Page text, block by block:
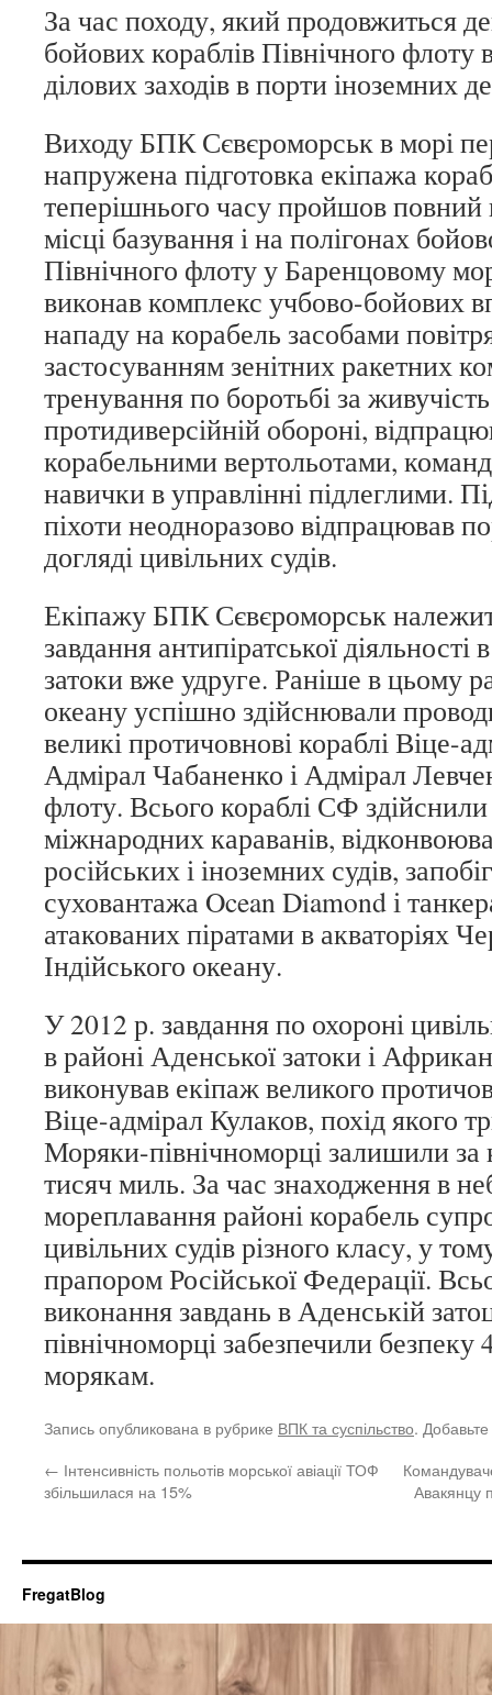
За час походу, який продовжиться
бойових кораблів Північного флоту
ділових заходів в порти іноземних
Виходу БПК Сєвєроморськ в морі
напружена підготовка екіпажа
теперішнього часу пройшов повний
місці базування і на полігонах
Північного флоту у Баренцовому
виконав комплекс учбово-бойових
нападу на корабель засобами
застосуванням зенітних ракетних
тренування по боротьбі за
протидиверсійній обороні,
корабельними вертольотами,
навички в управлінні підлеглими.
піхоти неодноразово відпрацював
догляді цивільних судів.
Екіпажу БПК Сєвєроморськ
завдання антипіратської діяльності
затоки вже удруге. Раніше в цьому
океану успішно здійснювали
великі протичовнові кораблі Віце-
Адмірал Чабаненко і Адмірал
флоту. Всього кораблі СФ
міжнародних караванів,
російських і іноземних судів,
суховантажа Ocean Diamond і
атакованих піратами в акваторіях
Індійського океану.
У 2012 р. завдання по охороні
в районі Аденської затоки і
виконував екіпаж великого
Віце-адмірал Кулаков, похід якого
Моряки-північноморці залишили
тисяч миль. За час знаходження в
мореплавання районі корабель
цивільних судів різного класу, у
прапором Російської Федерації.
виконання завдань в Аденській
північноморці забезпечили безпеку
морякам.
Запись опубликована в рубрике ВПК та суспільство.
← Інтенсивність польотів морської авіації ТОФ
збільшилася на 15%
Авакянцу
FregatBlog